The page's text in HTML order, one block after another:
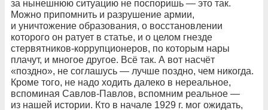
за нынешнюю ситуацию не поспоришь — это так.
Можно припомнить и разрушение армии,
и уничтожение образования, о восстановлении
которого он ратует в статье, и о целом гнезде
стервятников-коррупционеров, по которым нары
плачут, и многое другое. Всё так. А вот насчёт
«поздно», не соглашусь — лучше поздно, чем никогда.
Кроме того, не надо ходить далеко в нереальное,
вспоминая Савлов-Павлов, вспомним реальное —
из нашей истории. Кто в начале 1929 г. мог ожидать,